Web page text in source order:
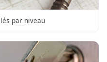
par niveau